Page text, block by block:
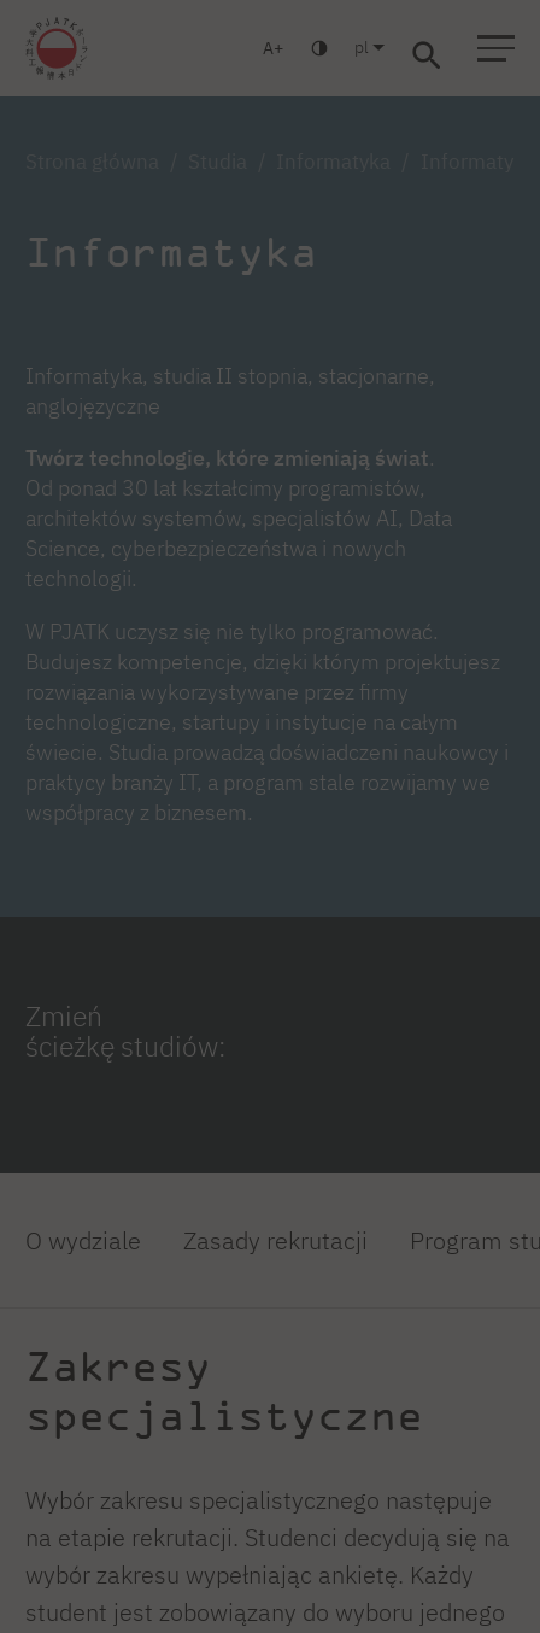
Warszawa Gdańsk Liceum Studia podyplomowe Studia MBA
A pl
Informatyka
Informatyka, studia II stopnia, stacjonarne,
anglojęzyczne
Twórz technologie, które zmieniają świat.
Od ponad 30 lat kształcimy programistów,
architektów systemów, specjalistów AI, Data
Science, cyberbezpieczeństwa i nowych
technologii.
W PJATK uczysz się nie tylko programować.
Budujesz kompetencje, dzięki którym projektujesz
rozwiązania wykorzystywane przez firmy
technologiczne, startupy i instytucje na całym
świecie. Studia prowadzą doświadczeni naukowcy i
praktycy branży IT, a program stale rozwijamy we
współpracy z biznesem.
Zmień
ścieżkę studiów:
O wydziale Zasady rekrutacji Program
Zakresy
specjalistyczne
Wybór zakresu specjalistycznego następuje
na etapie rekrutacji. Studenci decydują się na
wybór zakresu wypełniając ankietę. Każdy
student jest zobowiązany do wyboru jednego